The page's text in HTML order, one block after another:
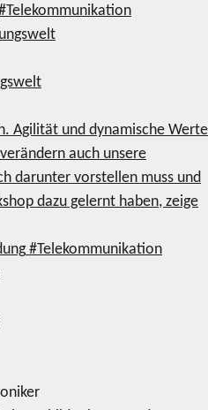
Agilität und dynamische Werte
auch unsere
darunter vorstellen muss und
dazu gelernt haben, zeige
#Telekommunikation